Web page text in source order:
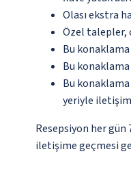
Olası ekstra
Özel talepler,
Bu
Bu
Bu
yeriyle
Resepsiyon her gün
iletişime geçmesi